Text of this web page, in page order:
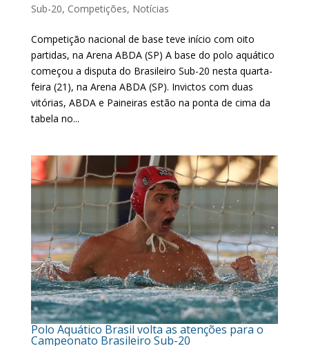
Sub-20, Competições, Notícias
Competição nacional de base teve início com oito
partidas, na Arena ABDA (SP) A base do polo aquático
começou a disputa do Brasileiro Sub-20 nesta quarta-
feira (21), na Arena ABDA (SP). Invictos com duas
vitórias, ABDA e Paineiras estão na ponta de cima da
tabela no...
Polo Aquático Brasil volta as atenções para o
Campeonato Brasileiro Sub-20